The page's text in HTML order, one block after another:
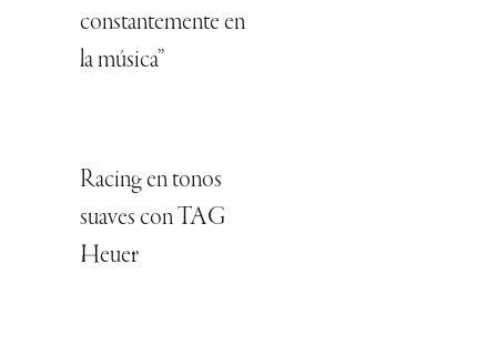
constantemente en
la música”
Racing en tonos
suaves con TAG
Heuer